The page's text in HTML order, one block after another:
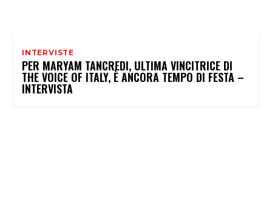
INTERVISTE
PER MARYAM TANCREDI, ULTIMA VINCITRICE DI
THE VOICE OF ITALY, È ANCORA TEMPO DI FESTA –
INTERVISTA